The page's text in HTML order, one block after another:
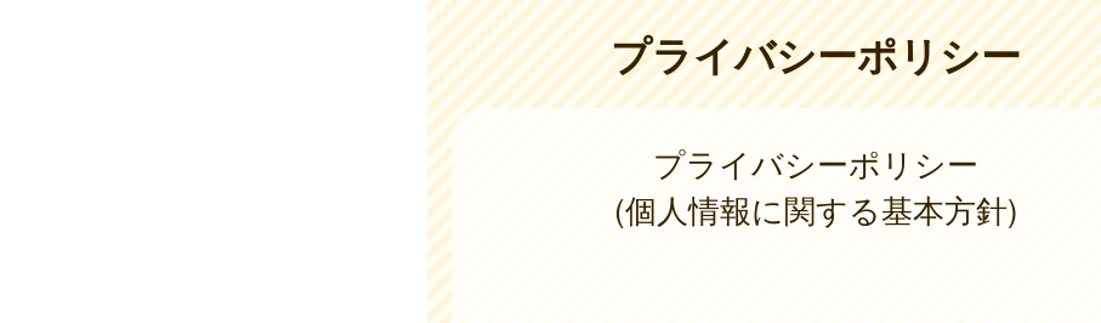
プライバシーポリシー
プライバシーポリシー
(個人情報に関する基本方針)